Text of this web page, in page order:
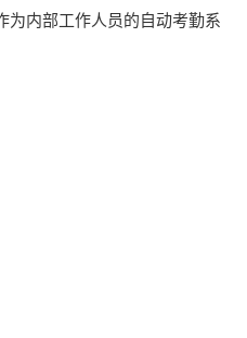
为内部工作人员的自动考勤系